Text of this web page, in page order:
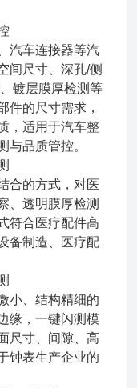
汽车连接器等汽
间尺寸、深孔/侧
镀层膜厚检测等
件的尺寸需求，
，适用于汽车整
与品质管控。
合的方式，对医
、透明膜厚检测
符合医疗配件高
备制造、医疗配
小、结构精细的
缘，一键闪测模
尺寸、间隙、高
钟表生产企业的